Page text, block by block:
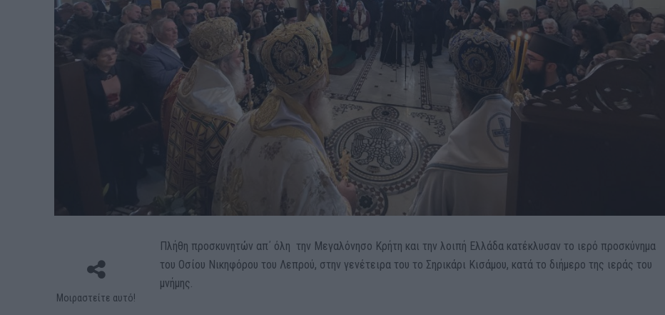
Μοιραστείτε αυτό!
Πλήθη προσκυνητών απ΄ όλη την Μεγαλόνησο Κρήτη και την λοιπή Ελλάδα κατέκλυσαν το ιερό προσκύνημα
του Οσίου Νικηφόρου του Λεπρού, στην γενέτειρα του το Σηρικάρι Κισάμου, κατά το διήμερο της ιεράς του
μνήμης.